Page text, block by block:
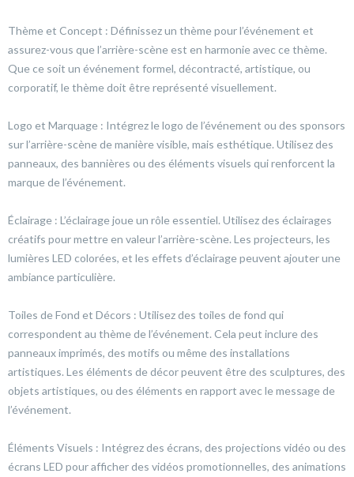
Thème et Concept : Définissez un thème pour l’événement et
assurez-vous que l’arrière-scène est en harmonie avec ce thème.
Que ce soit un événement formel, décontracté, artistique, ou
corporatif, le thème doit être représenté visuellement.
Logo et Marquage : Intégrez le logo de l’événement ou des sponsors
sur l’arrière-scène de manière visible, mais esthétique. Utilisez des
panneaux, des bannières ou des éléments visuels qui renforcent la
marque de l’événement.
Éclairage : L’éclairage joue un rôle essentiel. Utilisez des éclairages
créatifs pour mettre en valeur l’arrière-scène. Les projecteurs, les
lumières LED colorées, et les effets d’éclairage peuvent ajouter une
ambiance particulière.
Toiles de Fond et Décors : Utilisez des toiles de fond qui
correspondent au thème de l’événement. Cela peut inclure des
panneaux imprimés, des motifs ou même des installations
artistiques. Les éléments de décor peuvent être des sculptures, des
objets artistiques, ou des éléments en rapport avec le message de
l’événement.
Éléments Visuels : Intégrez des écrans, des projections vidéo ou des
écrans LED pour afficher des vidéos promotionnelles, des animations